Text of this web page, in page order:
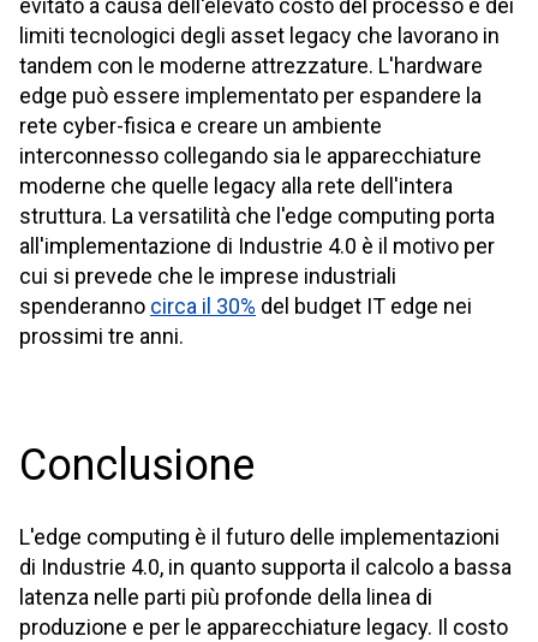
evitato a causa dell'elevato costo del processo e dei
limiti tecnologici degli asset legacy che lavorano in
tandem con le moderne attrezzature. L'hardware
edge può essere implementato per espandere la
rete cyber-fisica e creare un ambiente
interconnesso collegando sia le apparecchiature
moderne che quelle legacy alla rete dell'intera
struttura. La versatilità che l'edge computing porta
all'implementazione di Industrie 4.0 è il motivo per
cui si prevede che le imprese industriali
spenderanno circa il 30% del budget IT edge nei
prossimi tre anni.
Conclusione
L'edge computing è il futuro delle implementazioni
di Industrie 4.0, in quanto supporta il calcolo a bassa
latenza nelle parti più profonde della linea di
produzione e per le apparecchiature legacy. Il costo